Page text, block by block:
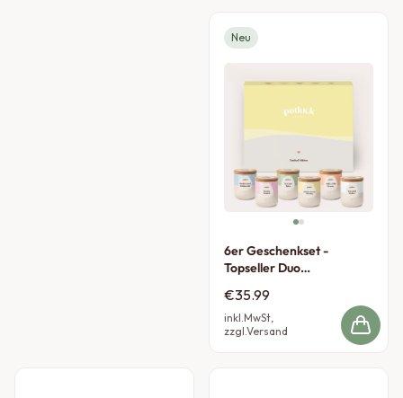
Neu
6er Geschenkset -
Topseller Duo
€35.99
inkl.MwSt,
zzgl.Versand